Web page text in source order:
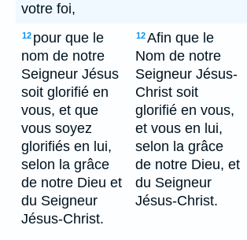
votre foi,
12 pour que le
nom de notre
Seigneur Jésus
soit glorifié en
vous, et que
vous soyez
glorifiés en lui,
selon la grâce
de notre Dieu et
du Seigneur
Jésus-Christ.
12Afin que le
Nom de notre
Seigneur Jésus-
Christ soit
glorifié en vous,
et vous en lui,
selon la grâce
de notre Dieu, et
du Seigneur
Jésus-Christ.